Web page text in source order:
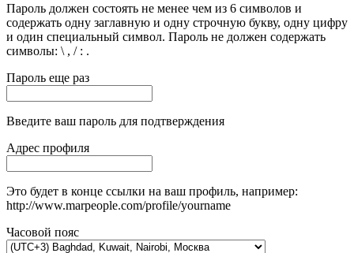
Пароль должен состоять не менее чем из 6 символов и
содержать одну заглавную и одну строчную букву, одну цифру
и один специальный символ. Пароль не должен содержать
символы: \ , / : .
Пароль еще раз
Введите ваш пароль для подтверждения
Адрес профиля
Это будет в конце ссылки на ваш профиль, например:
http://www.marpeople.com/profile/yourname
Часовой пояс